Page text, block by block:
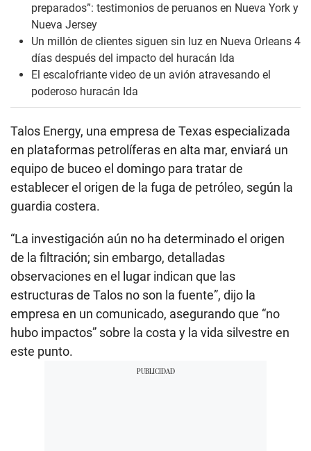
preparados”: testimonios de peruanos en Nueva York y
Nueva Jersey
Un millón de clientes siguen sin luz en Nueva Orleans 4
días después del impacto del huracán Ida
El escalofriante video de un avión atravesando el
poderoso huracán Ida
Talos Energy, una empresa de Texas especializada
en plataformas petrolíferas en alta mar, enviará un
equipo de buceo el domingo para tratar de
establecer el origen de la fuga de petróleo, según la
guardia costera.
“La investigación aún no ha determinado el origen
de la filtración; sin embargo, detalladas
observaciones en el lugar indican que las
estructuras de Talos no son la fuente”, dijo la
empresa en un comunicado, asegurando que “no
hubo impactos” sobre la costa y la vida silvestre en
este punto.